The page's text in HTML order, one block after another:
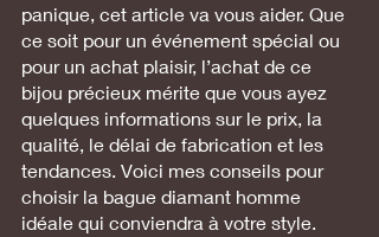
panique, cet article va vous aider. Que
ce soit pour un événement spécial ou
pour un achat plaisir, l’achat de ce
bijou précieux mérite que vous ayez
quelques informations sur le prix, la
qualité, le délai de fabrication et les
tendances. Voici mes conseils pour
choisir la bague diamant homme
idéale qui conviendra à votre style.